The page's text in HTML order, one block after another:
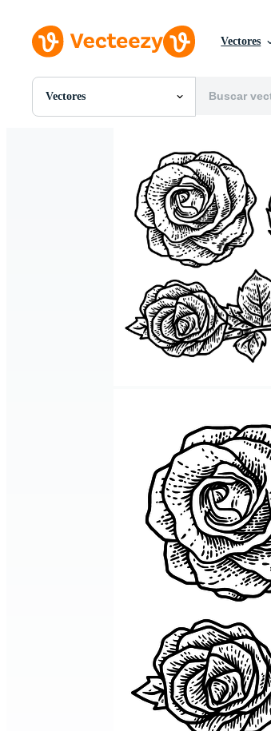
Vectores
Vectores
Todas Imágenes
Gráficos en Movimiento